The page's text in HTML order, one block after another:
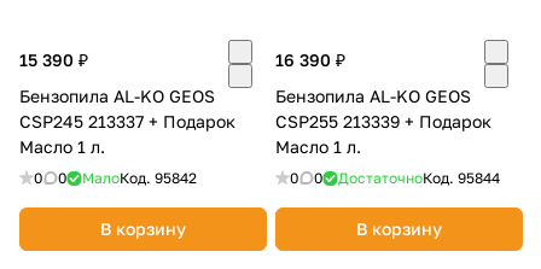
15 390 ₽
Бензопила AL-KO GEOS
CSP245 213337 + Подарок
Масло 1 л.
0 0 МалоКод. 95842
В корзину
16 390 ₽
Бензопила AL-KO GEOS
CSP255 213339 + Подарок
Масло 1 л.
0 0 ДостаточноКод. 95844
В корзину